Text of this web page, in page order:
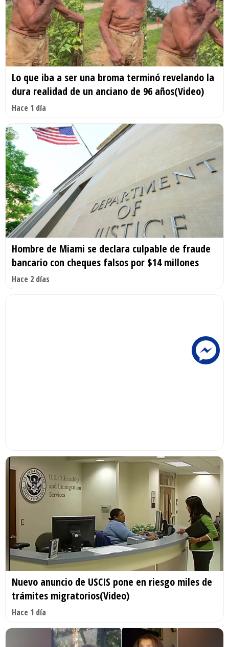
Lo que iba a ser una broma terminó revelando la
dura realidad de un anciano de 96 años(Video)
Hace 1 día
Hombre de Miami se declara culpable de fraude
bancario con cheques falsos por $14 millones
Hace 2 días
Nuevo anuncio de USCIS pone en riesgo miles de
trámites migratorios(Video)
Hace 1 día